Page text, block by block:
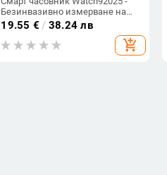
Безинвазивно измерване на
кръвната захар, кръвно
налягане, сърдечен ритъм,
кръвни липиди и пикочна
19.55 € / 38.24 лв
add_shopping_cart